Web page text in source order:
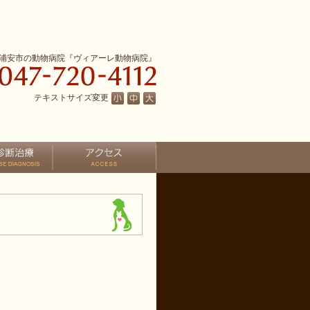
安市の動物病院『ヴィアーレ動物病院』
テキストサイズ変更